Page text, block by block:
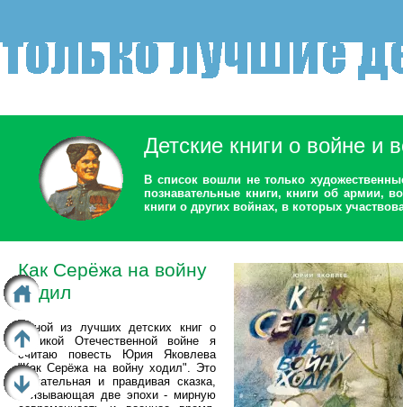
Детские книги о войне и
В список вошли не только
познавательные книги, книги об армии,
книги о других войнах, в которых
Как Серёжа на войну
ходил
Одной из лучших детских книг о
Великой Отечественной войне я
считаю повесть Юрия Яковлева
"Как Серёжа на войну ходил". Это
трогательная и правдивая сказка,
связывающая две эпохи - мирную